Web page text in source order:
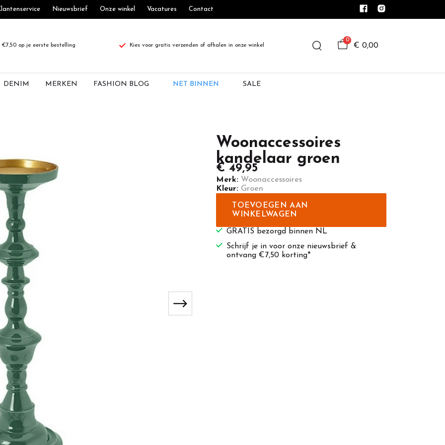
Nieuwsbrief Onze winkel Vacatures Contact
op je eerste bestelling Kies voor gratis verzenden of afhalen in onze winkel
0
€ 0,00
DENIM MERKEN FASHION BLOG NET BINNEN SALE
Woonaccessoires
kandelaar groen
€ 49,95
Merk: Woonaccessoires
Kleur: Groen
TOEVOEGEN AAN
WINKELWAGEN
GRATIS bezorgd binnen NL
Schrijf je in voor onze nieuwsbrief &
ontvang €7,50 korting*